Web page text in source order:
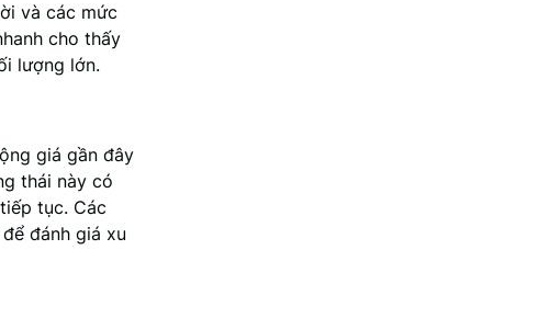
và các mức
cho thấy
lượng lớn.
giá gần đây
thái này có
tục. Các
đánh giá xu